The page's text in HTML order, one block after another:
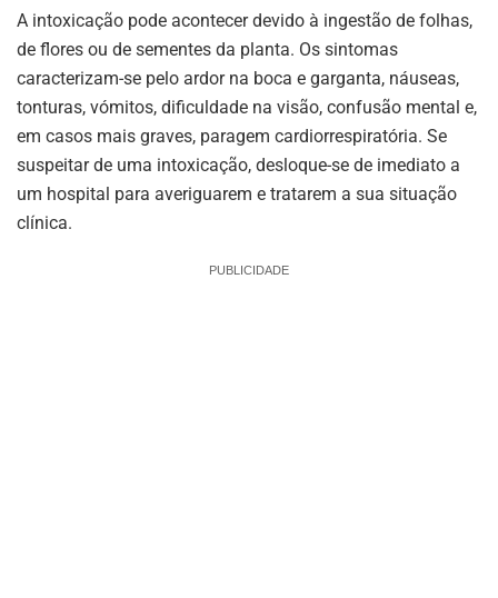
A intoxicação pode acontecer devido à ingestão de folhas,
de flores ou de sementes da planta. Os sintomas
caracterizam-se pelo ardor na boca e garganta, náuseas,
tonturas, vómitos, dificuldade na visão, confusão mental e,
em casos mais graves, paragem cardiorrespiratória. Se
suspeitar de uma intoxicação, desloque-se de imediato a
um hospital para averiguarem e tratarem a sua situação
clínica.
PUBLICIDADE